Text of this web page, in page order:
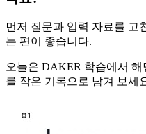
먼저 질문과 입력 자료를 고
는 편이 좋습니다.
오늘은 DAKER 학습에서 해
를 작은 기록으로 남겨 보세